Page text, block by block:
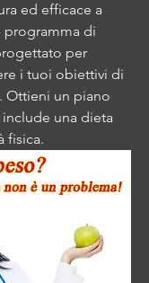
ed efficace a
programma di
per
i tuoi obiettivi di
Ottieni un piano
una dieta
fisica.